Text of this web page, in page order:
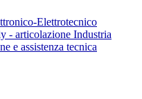
Elettrotecnico
- articolazione Industria
e assistenza tecnica